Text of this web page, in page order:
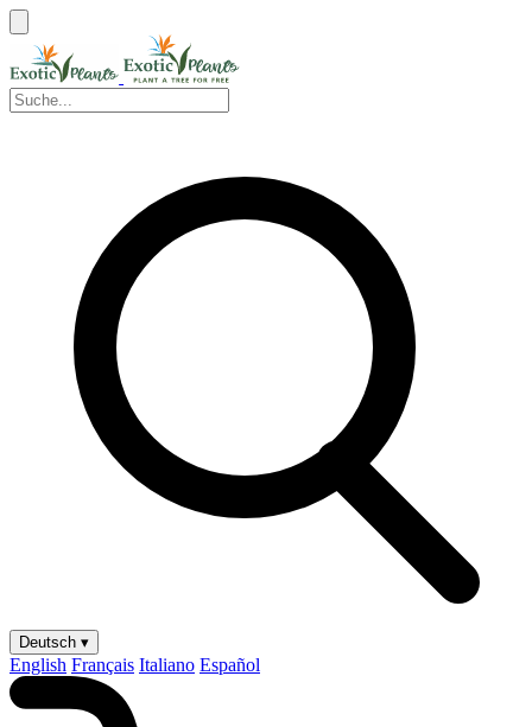
Deutsch ▾
English Français Italiano Español